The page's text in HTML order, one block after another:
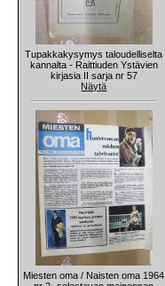
Tupakkakysymys taloudelliselta
kannalta - Raittiuden Ystävien
kirjasia II sarja nr 57
Näytä
Miesten oma / Naisten oma 1964